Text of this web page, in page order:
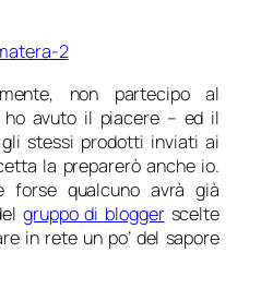
non partecipo al
avuto il piacere – ed il
stessi prodotti inviati ai
la preparerò anche io.
forse qualcuno avrà già
gruppo di bloggerscelte
in rete un po’ del sapore